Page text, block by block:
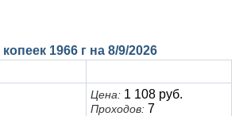
и Валахии
1740)
1727)
1966 г на 8/9/2026
Цена: 1 108 руб.
Проходов: 7